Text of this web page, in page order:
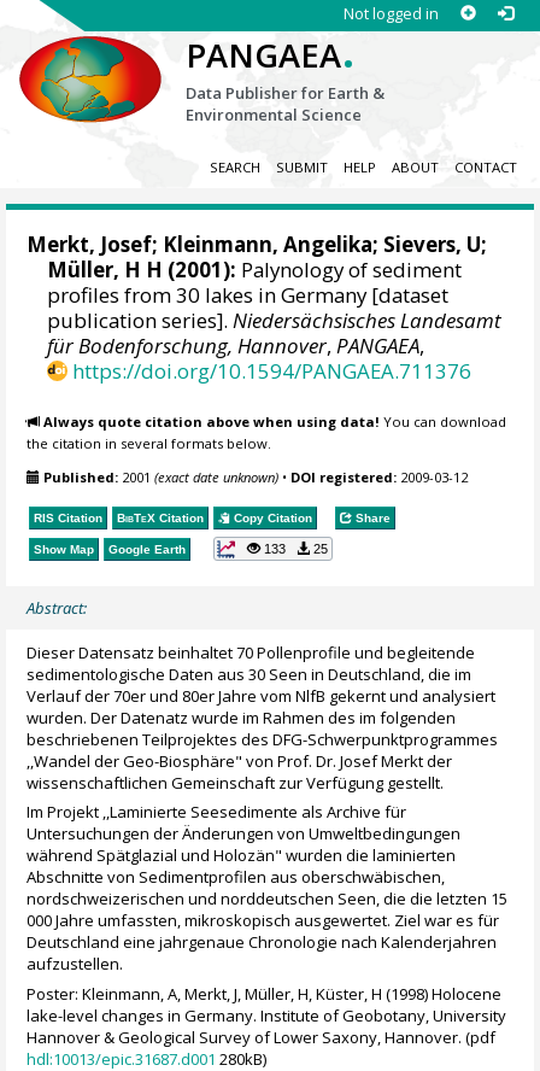
Not logged in
PANGAEA.
Data Publisher for Earth &
Environmental Science
SEARCH SUBMIT HELP ABOUT CONTACT
Merkt, Josef; Kleinmann, Angelika; Sievers, U;
Müller, H H (2001): Palynology of sediment
profiles from 30 lakes in Germany [dataset
publication series].Niedersächsisches Landesamt
für Bodenforschung, Hannover,PANGAEA,
https://doi.org/10.1594/PANGAEA.711376
Always quote citation above when using data! You can download
the citation in several formats below.
Published: 2001(exact date unknown) • DOI registered: 2009-03-12
RIS Citation BibTeX Citation Copy Citation Share
Show Map Google Earth 133 25
Abstract:
Dieser Datensatz beinhaltet 70 Pollenprofile und begleitende
sedimentologische Daten aus 30 Seen in Deutschland, die im
Verlauf der 70er und 80er Jahre vom NlfB gekernt und analysiert
wurden. Der Datenatz wurde im Rahmen des im folgenden
beschriebenen Teilprojektes des DFG-Schwerpunktprogrammes
,,Wandel der Geo-Biosphäre" von Prof. Dr. Josef Merkt der
wissenschaftlichen Gemeinschaft zur Verfügung gestellt.
Im Projekt ,,Laminierte Seesedimente als Archive für
Untersuchungen der Änderungen von Umweltbedingungen
während Spätglazial und Holozän" wurden die laminierten
Abschnitte von Sedimentprofilen aus oberschwäbischen,
nordschweizerischen und norddeutschen Seen, die die letzten 15
000 Jahre umfassten, mikroskopisch ausgewertet. Ziel war es für
Deutschland eine jahrgenaue Chronologie nach Kalenderjahren
aufzustellen.
Poster: Kleinmann, A, Merkt, J, Müller, H, Küster, H (1998) Holocene
lake-level changes in Germany. Institute of Geobotany, University
Hannover & Geological Survey of Lower Saxony, Hannover. (pdf
hdl:10013/epic.31687.d001 280kB)